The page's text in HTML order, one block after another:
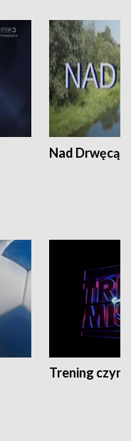
Nad Drwęcą
Trening czyni